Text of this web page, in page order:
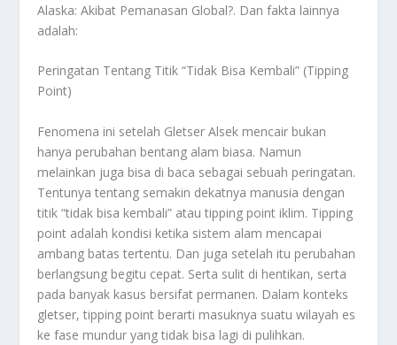
Alaska: Akibat Pemanasan Global?. Dan fakta lainnya
adalah:
Peringatan Tentang Titik “Tidak Bisa Kembali” (Tipping
Point)
Fenomena ini setelah Gletser Alsek mencair bukan
hanya perubahan bentang alam biasa. Namun
melainkan juga bisa di baca sebagai sebuah peringatan.
Tentunya tentang semakin dekatnya manusia dengan
titik “tidak bisa kembali” atau tipping point iklim. Tipping
point adalah kondisi ketika sistem alam mencapai
ambang batas tertentu. Dan juga setelah itu perubahan
berlangsung begitu cepat. Serta sulit di hentikan, serta
pada banyak kasus bersifat permanen. Dalam konteks
gletser, tipping point berarti masuknya suatu wilayah es
ke fase mundur yang tidak bisa lagi di pulihkan.